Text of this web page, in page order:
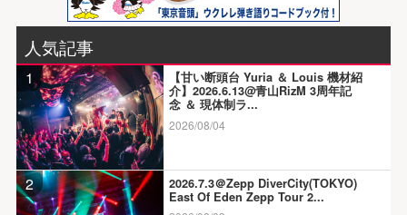
人気記事
1
【甘い断頭台 Yuria ＆ Louis 機材紹
介】2026.6.13@青山RizM 3周年記
念 ＆ 現体制ラ...
2026/08/04
2
2026.7.3＠Zepp DiverCity(TOKYO)
East Of Eden Zepp Tour 2...